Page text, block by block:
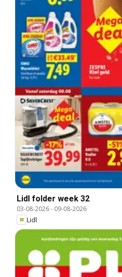
Lidl folder week 32
03-08-2026- 09-08-2026
Lidl